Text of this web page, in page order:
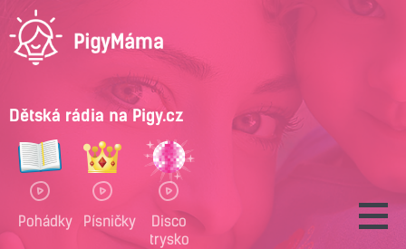
Dětská rádia na Pigy.cz
Pohádky Písničky
Disco
trysko